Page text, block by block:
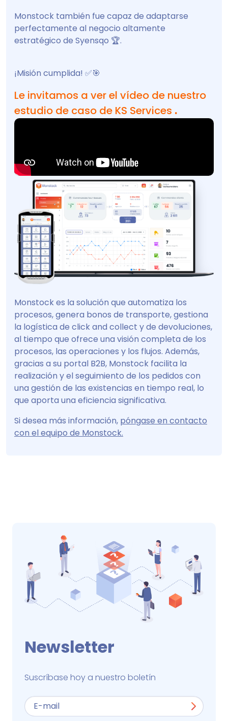
Monstock también fue capaz de adaptarse
perfectamente al negocio altamente
estratégico de Syensqo 🏆.
¡Misión cumplida! ✅🎯
Le invitamos a ver el vídeo de nuestro
estudio de caso de KS Services .
Monstock es la solución que automatiza los
procesos, genera bonos de transporte, gestiona
la logística de click and collect y de devoluciones,
al tiempo que ofrece una visión completa de los
procesos, las operaciones y los flujos. Además,
gracias a su portal B2B, Monstock facilita la
realización y el seguimiento de los pedidos con
una gestión de las existencias en tiempo real, lo
que aporta una eficiencia significativa.
Si desea más información, póngase en contacto
con el equipo de Monstock.
Newsletter
Suscríbase hoy a nuestro boletín